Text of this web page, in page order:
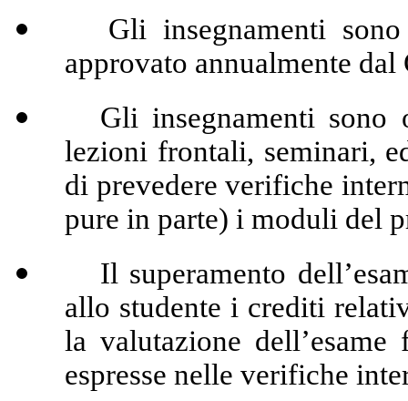
Gli insegnamenti sono
approvato annualmente
Gli insegnamenti sono
lezioni frontali, seminari,
di prevedere verifiche
pure in parte) i moduli del
Il superamento
allo studente i crediti
la valutazione
espresse nelle verifiche